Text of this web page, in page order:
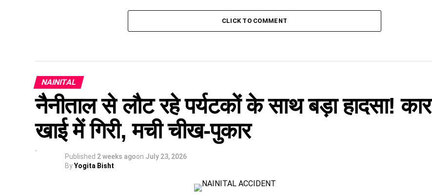
CLICK TO COMMENT
NAINITAL
नैनीताल से लौट रहे पर्यटकों के साथ बड़ा हादसा! कार
खाई में गिरी, मची चीख-पुकार
Published 2 weeks agoon July 23, 2026
ByYogita Bisht